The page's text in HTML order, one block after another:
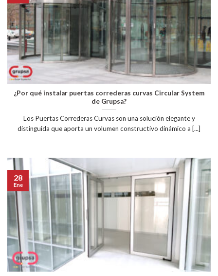
¿Por qué instalar puertas correderas curvas Circular System
de Grupsa?
Los Puertas Correderas Curvas son una solución elegante y
distinguida que aporta un volumen constructivo dinámico a [...]
28
Ene